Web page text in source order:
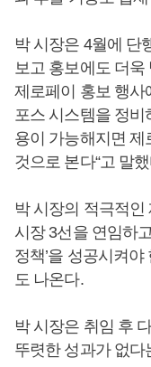
박 시장은 4월에 단
보고 홍보에도 더욱
제로페이 홍보 행사
포스 시스템을 정
용이 가능해지면
것으로 본다“고 말
박 시장의 적극적
시장 3선을 연임하
정책’을 성공시켜
도 나온다.
박 시장은 취임 후
뚜렷한 성과가 없다